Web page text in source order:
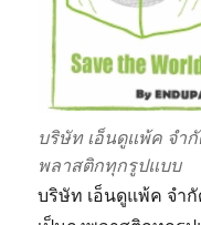
โรค
เขื้
อรา)
บริษัท เอ็นดูแพ้ค จำ
พลาสติกทุกรูปแบบ
บริษัท เอ็นดูแพ้ค จำ